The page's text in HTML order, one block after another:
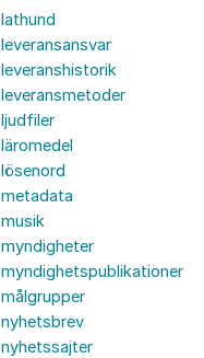
lathund
leveransansvar
leveranshistorik
leveransmetoder
ljudfiler
läromedel
lösenord
metadata
musik
myndigheter
myndighetspublikationer
målgrupper
nyhetsbrev
nyhetssajter